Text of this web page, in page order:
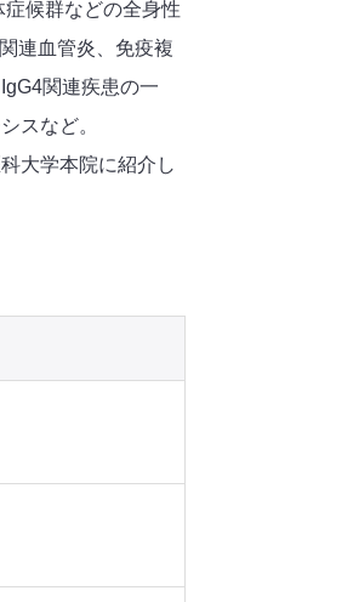
候群などの全身性
連血管炎、免疫複
関連疾患の一
スなど。
大学本院に紹介し